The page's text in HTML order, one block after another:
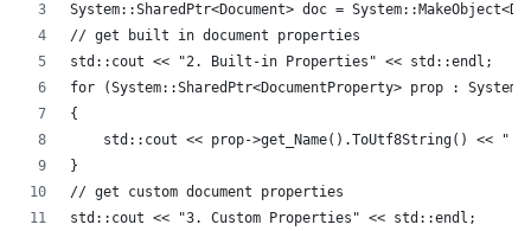
System::SharedPtr<Document> doc =
// get built in document properties
std::cout << "2. Built-in Properties" << std::endl;
for (System::SharedPtr<DocumentProperty> prop :
{
std::cout << prop->get_Name().ToUtf8String() << "
}
// get custom document properties
std::cout << "3. Custom Properties" << std::endl;